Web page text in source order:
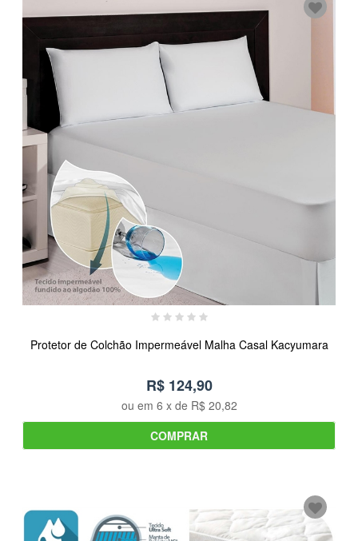
Protetor de Colchão Impermeável Malha Casal Kacyumara
R$ 124,90
ou em 6 x de R$ 20,82
COMPRAR